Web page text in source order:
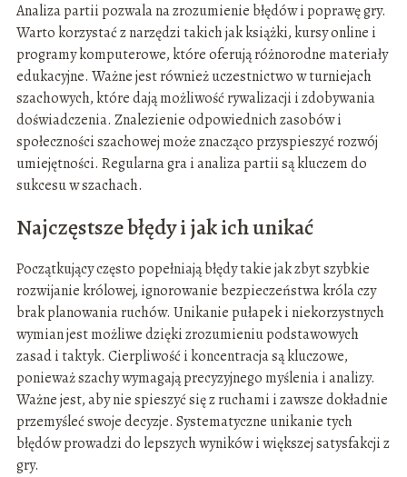
Analiza partii pozwala na zrozumienie błędów i poprawę gry.
Warto korzystać z narzędzi takich jak książki, kursy online i
programy komputerowe, które oferują różnorodne materiały
edukacyjne. Ważne jest również uczestnictwo w turniejach
szachowych, które dają możliwość rywalizacji i zdobywania
doświadczenia. Znalezienie odpowiednich zasobów i
społeczności szachowej może znacząco przyspieszyć rozwój
umiejętności. Regularna gra i analiza partii są kluczem do
sukcesu w szachach.
Najczęstsze błędy i jak ich unikać
Początkujący często popełniają błędy takie jak zbyt szybkie
rozwijanie królowej, ignorowanie bezpieczeństwa króla czy
brak planowania ruchów. Unikanie pułapek i niekorzystnych
wymian jest możliwe dzięki zrozumieniu podstawowych
zasad i taktyk. Cierpliwość i koncentracja są kluczowe,
ponieważ szachy wymagają precyzyjnego myślenia i analizy.
Ważne jest, aby nie spieszyć się z ruchami i zawsze dokładnie
przemyśleć swoje decyzje. Systematyczne unikanie tych
błędów prowadzi do lepszych wyników i większej satysfakcji z
gry.